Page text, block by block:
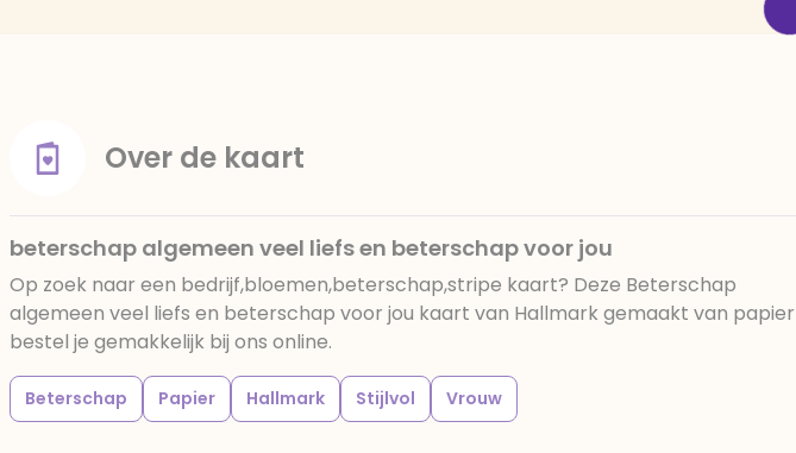
Over de kaart
beterschap algemeen veel liefs en beterschap voor jou
Op zoek naar een bedrijf,bloemen,beterschap,stripe kaart? Deze Beterschap
algemeen veel liefs en beterschap voor jou kaart van Hallmark gemaakt van papier
bestel je gemakkelijk bij ons online.
Beterschap Papier Hallmark Stijlvol Vrouw